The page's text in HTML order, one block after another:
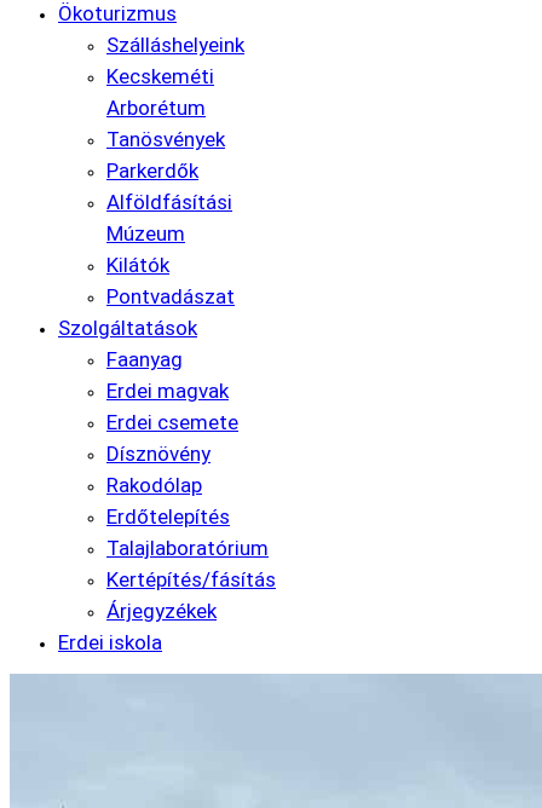
Ökoturizmus
Szálláshelyeink
Kecskeméti
Arborétum
Tanösvények
Parkerdők
Alföldfásítási
Múzeum
Kilátók
Pontvadászat
Szolgáltatások
Faanyag
Erdei magvak
Erdei csemete
Dísznövény
Rakodólap
Erdőtelepítés
Talajlaboratórium
Kertépítés/fásítás
Árjegyzékek
Erdei iskola